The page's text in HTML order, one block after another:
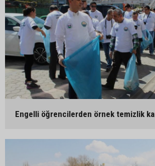
Engelli öğrencilerden örnek temizlik